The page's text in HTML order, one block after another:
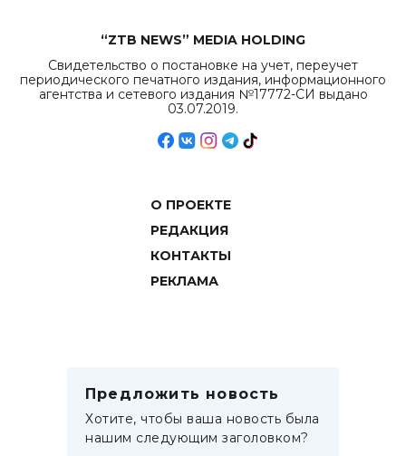
“ZTB NEWS” MEDIA HOLDING
Свидетельство о постановке на учет, переучет
периодического печатного издания, информационного
агентства и сетевого издания №17772-СИ выдано
03.07.2019.
О ПРОЕКТЕ
РЕДАКЦИЯ
КОНТАКТЫ
РЕКЛАМА
Предложить новость
Хотите, чтобы ваша новость была
нашим следующим заголовком?